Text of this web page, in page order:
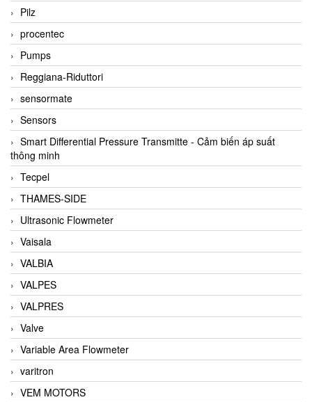
Pilz
procentec
Pumps
Reggiana-Riduttori
sensormate
Sensors
Smart Differential Pressure Transmitte - Cảm biến áp suất
thông minh
Tecpel
THAMES-SIDE
Ultrasonic Flowmeter
Vaisala
VALBIA
VALPES
VALPRES
Valve
Variable Area Flowmeter
varitron
VEM MOTORS